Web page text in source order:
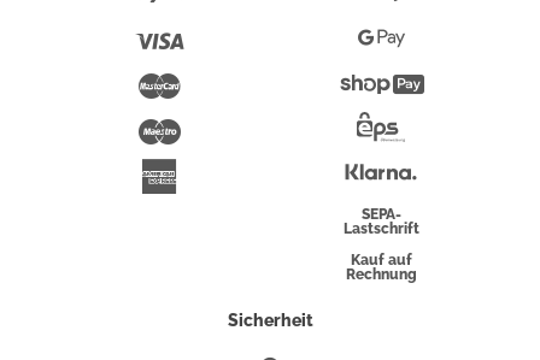
Maestro
Pay
Google
Pay
Überweisung
SEPA-
Lastschrift
Kauf auf
Rechnung
Sicherheit